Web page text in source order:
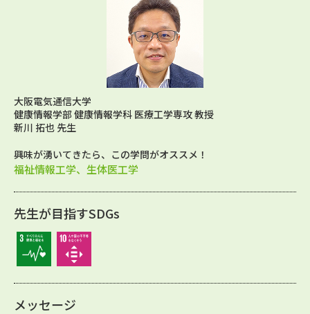
大阪電気通信大学
健康情報学部 健康情報学科 医療工学専攻 教授
新川 拓也 先生
興味が湧いてきたら、この学問がオススメ！
福祉情報工学、生体医工学
先生が目指すSDGs
メッセージ